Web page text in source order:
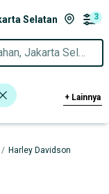
Selatan 3
Jakarta Selatan
+ Lainnya
/ Harley Davidson